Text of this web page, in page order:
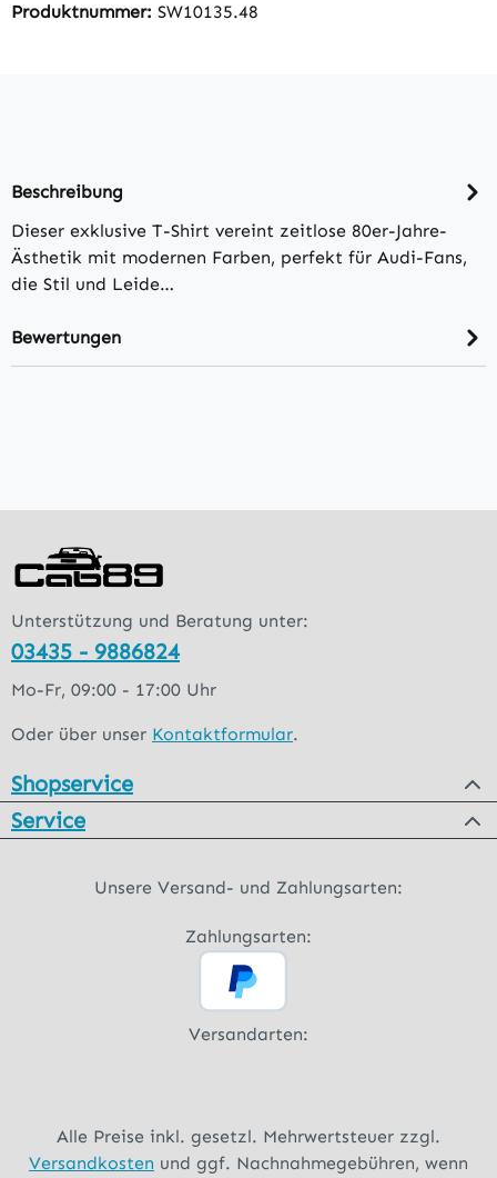
Produktnummer: SW10135.48
Beschreibung
Dieser exklusive T-Shirt vereint zeitlose 80er-Jahre-
Ästhetik mit modernen Farben, perfekt für Audi-Fans,
die Stil und Leide…
Bewertungen
Unterstützung und Beratung unter:
03435 - 9886824
Mo-Fr, 09:00 - 17:00 Uhr
Oder über unser Kontaktformular.
Shopservice
Service
Unsere Versand- und Zahlungsarten:
Zahlungsarten:
Versandarten:
Alle Preise inkl. gesetzl. Mehrwertsteuer zzgl.
Versandkosten und ggf. Nachnahmegebühren, wenn